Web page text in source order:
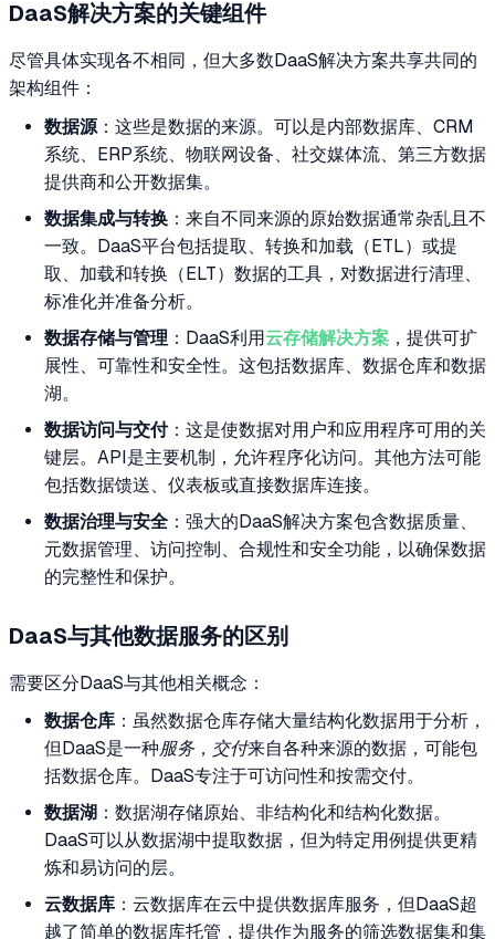
DaaS解决方案的关键组件
尽管具体实现各不相同，但大多数DaaS解决方案共享共同的
架构组件：
数据源 ：这些是数据的来源。可以是内部数据库、CRM
系统、ERP系统、物联网设备、社交媒体流、第三方数据
提供商和公开数据集。
数据集成与转换 ：来自不同来源的原始数据通常杂乱且不
一致。DaaS平台包括提取、转换和加载（ETL）或提
取、加载和转换（ELT）数据的工具，对数据进行清理、
标准化并准备分析。
数据存储与管理 ：DaaS利用云存储解决方案 ，提供可扩
展性、可靠性和安全性。这包括数据库、数据仓库和数据
湖。
数据访问与交付：这是使数据对用户和应用程序可用的关
键层。API是主要机制，允许程序化访问。其他方法可能
包括数据馈送、仪表板或直接数据库连接。
数据治理与安全 ：强大的DaaS解决方案包含数据质量、
元数据管理、访问控制、合规性和安全功能，以确保数据
的完整性和保护。
DaaS与其他数据服务的区别
需要区分DaaS与其他相关概念：
数据仓库 ：虽然数据仓库存储大量结构化数据用于分析，
但DaaS是一种服务， 交付来自各种来源的数据，可能包
括数据仓库。DaaS专注于可访问性和按需交付。
数据湖 ：数据湖存储原始、非结构化和结构化数据。
DaaS可以从数据湖中提取数据，但为特定用例提供更精
炼和易访问的层。
云数据库 ：云数据库在云中提供数据库服务，但DaaS超
越了简单的数据库托管，提供作为服务的筛选数据集和集